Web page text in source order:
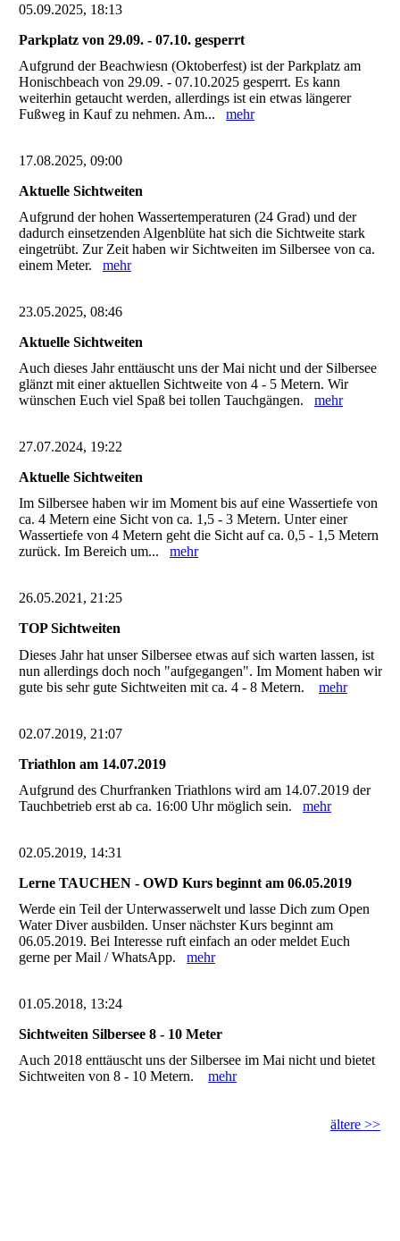
05.09.2025, 18:13
Parkplatz von 29.09. - 07.10. gesperrt
Aufgrund der Beachwiesn (Oktoberfest) ist der Parkplatz am
Honischbeach von 29.09. - 07.10.2025 gesperrt. Es kann
weiterhin getaucht werden, allerdings ist ein etwas längerer
Fußweg in Kauf zu nehmen. Am... mehr
17.08.2025, 09:00
Aktuelle Sichtweiten
Aufgrund der hohen Wassertemperaturen (24 Grad) und der
dadurch einsetzenden Algenblüte hat sich die Sichtweite stark
eingetrübt. Zur Zeit haben wir Sichtweiten im Silbersee von ca.
einem Meter. mehr
23.05.2025, 08:46
Aktuelle Sichtweiten
Auch dieses Jahr enttäuscht uns der Mai nicht und der Silbersee
glänzt mit einer aktuellen Sichtweite von 4 - 5 Metern. Wir
wünschen Euch viel Spaß bei tollen Tauchgängen. mehr
27.07.2024, 19:22
Aktuelle Sichtweiten
Im Silbersee haben wir im Moment bis auf eine Wassertiefe von
ca. 4 Metern eine Sicht von ca. 1,5 - 3 Metern. Unter einer
Wassertiefe von 4 Metern geht die Sicht auf ca. 0,5 - 1,5 Metern
zurück. Im Bereich um... mehr
26.05.2021, 21:25
TOP Sichtweiten
Dieses Jahr hat unser Silbersee etwas auf sich warten lassen, ist
nun allerdings doch noch "aufgegangen". Im Moment haben wir
gute bis sehr gute Sichtweiten mit ca. 4 - 8 Metern. mehr
02.07.2019, 21:07
Triathlon am 14.07.2019
Aufgrund des Churfranken Triathlons wird am 14.07.2019 der
Tauchbetrieb erst ab ca. 16:00 Uhr möglich sein. mehr
02.05.2019, 14:31
Lerne TAUCHEN - OWD Kurs beginnt am 06.05.2019
Werde ein Teil der Unterwasserwelt und lasse Dich zum Open
Water Diver ausbilden. Unser nächster Kurs beginnt am
06.05.2019. Bei Interesse ruft einfach an oder meldet Euch
gerne per Mail / WhatsApp. mehr
01.05.2018, 13:24
Sichtweiten Silbersee 8 - 10 Meter
Auch 2018 enttäuscht uns der Silbersee im Mai nicht und bietet
Sichtweiten von 8 - 10 Metern. mehr
ältere >>